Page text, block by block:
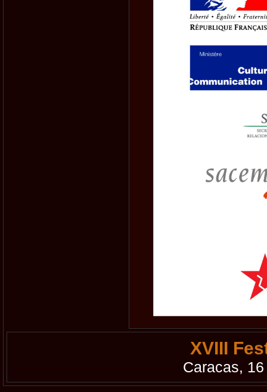
XVIII
Caracas,